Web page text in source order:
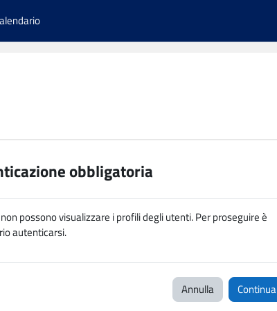
obbligatoria
possono visualizzare i profili degli utenti. Per proseguire è
autenticarsi.
Annulla Continua